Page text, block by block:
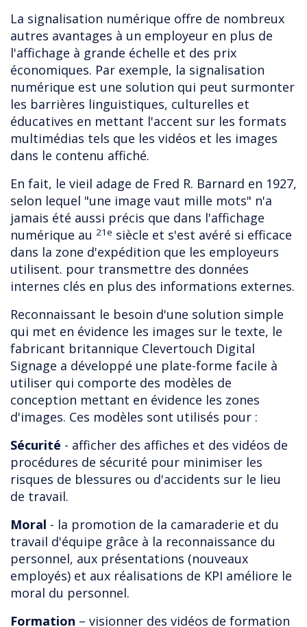
La signalisation numérique offre de nombreux
autres avantages à un employeur en plus de
l'affichage à grande échelle et des prix
économiques. Par exemple, la signalisation
numérique est une solution qui peut surmonter
les barrières linguistiques, culturelles et
éducatives en mettant l'accent sur les formats
multimédias tels que les vidéos et les images
dans le contenu affiché.
En fait, le vieil adage de Fred R. Barnard en 1927,
selon lequel "une image vaut mille mots" n'a
jamais été aussi précis que dans l'affichage
numérique au 21e siècle et s'est avéré si efficace
dans la zone d'expédition que les employeurs
utilisent. pour transmettre des données
internes clés en plus des informations externes.
Reconnaissant le besoin d'une solution simple
qui met en évidence les images sur le texte, le
fabricant britannique Clevertouch Digital
Signage a développé une plate-forme facile à
utiliser qui comporte des modèles de
conception mettant en évidence les zones
d'images. Ces modèles sont utilisés pour :
Sécurité - afficher des affiches et des vidéos de
procédures de sécurité pour minimiser les
risques de blessures ou d'accidents sur le lieu
de travail.
Moral - la promotion de la camaraderie et du
travail d'équipe grâce à la reconnaissance du
personnel, aux présentations (nouveaux
employés) et aux réalisations de KPI améliore le
moral du personnel.
Formation – visionner des vidéos de formation